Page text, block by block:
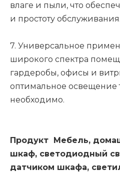
влаге и пыли, что
и простоту обслуживания.
7. Универсальное
широкого спектра
гардеробы, офисы и
оптимальное освещение
необходимо.
Продукт Мебель,
шкаф, светодиодный
датчиком шкафа,